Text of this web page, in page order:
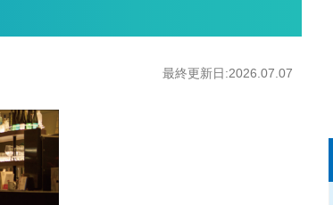
最終更新日:2026.07.07